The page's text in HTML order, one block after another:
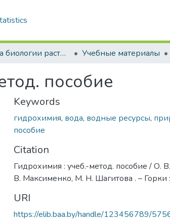
Кафедра биологии растений и химии Учебные материалы
пособие
Keywords
гидрохимия, вода, водные ресурсы,
пособие
Citation
Гидрохимия : учеб.-метод. пособие / О.
В. Максименко, М. Н. Шагитова . –
URI
https://elib.baa.by/handle/123456789/